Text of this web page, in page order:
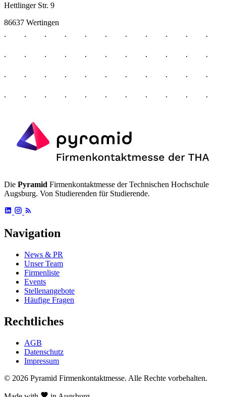
Hettlinger Str. 9
86637 Wertingen
Die Pyramid Firmenkontaktmesse der Technischen Hochschule
Augsburg. Von Studierenden für Studierende.
Navigation
News & PR
Unser Team
Firmenliste
Events
Stellenangebote
Häufige Fragen
Rechtliches
AGB
Datenschutz
Impressum
© 2026 Pyramid Firmenkontaktmesse. Alle Rechte vorbehalten.